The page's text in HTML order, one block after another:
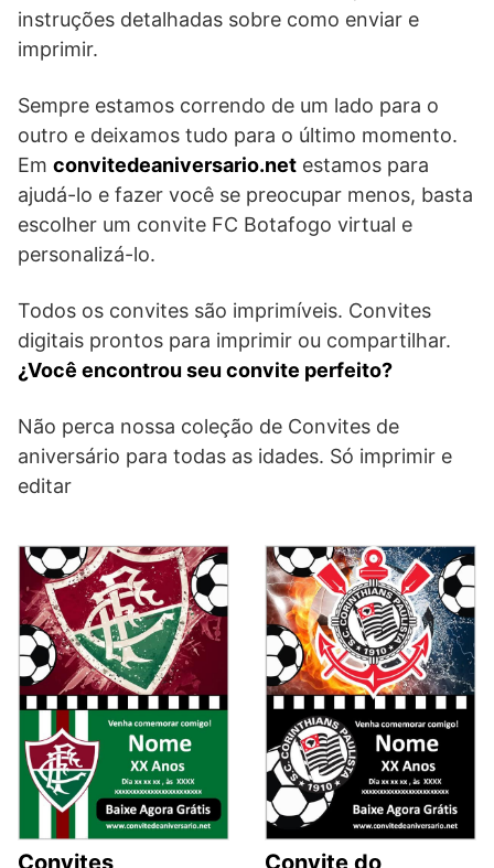
instruções detalhadas sobre como enviar e
imprimir.
Sempre estamos correndo de um lado para o
outro e deixamos tudo para o último momento.
Em convitedeaniversario.net estamos para
ajudá-lo e fazer você se preocupar menos, basta
escolher um convite FC Botafogo virtual e
personalizá-lo.
Todos os convites são imprimíveis. Convites
digitais prontos para imprimir ou compartilhar.
¿Você encontrou seu convite perfeito?
Não perca nossa coleção de Convites de
aniversário para todas as idades. Só imprimir e
editar
Convites
Convite do